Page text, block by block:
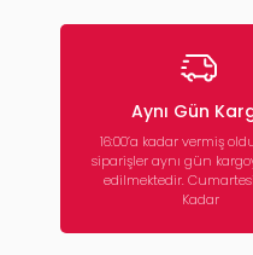
Aynı Gün
16:00’a kadar vermiş
siparişler aynı gün
edilmektedir. Cumartesi
Kadar